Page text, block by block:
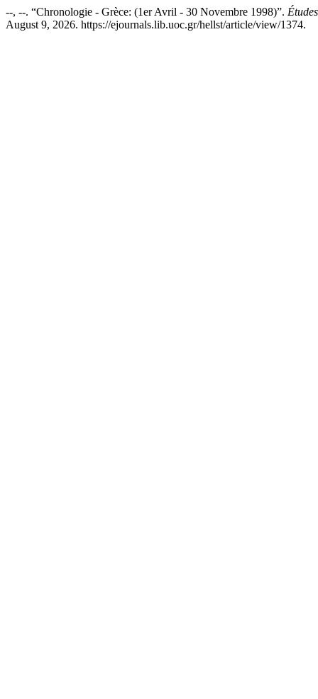
--, --. “Chronologie - Grèce: (1er Avril - 30 Novembre 1998)”.
August 9, 2026. https://ejournals.lib.uoc.gr/hellst/article/view/1374.